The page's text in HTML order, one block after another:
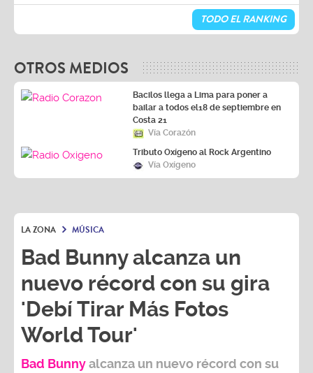
TODO EL RANKING
OTROS MEDIOS
Bacilos llega a Lima para poner a
bailar a todos el18 de septiembre en
Costa 21
Vía Corazón
Tributo Oxígeno al Rock Argentino
Vía Oxígeno
LA ZONA MÚSICA
Bad Bunny alcanza un
nuevo récord con su gira
'Debí Tirar Más Fotos
World Tour'
Bad Bunnyalcanza un nuevo récord con su